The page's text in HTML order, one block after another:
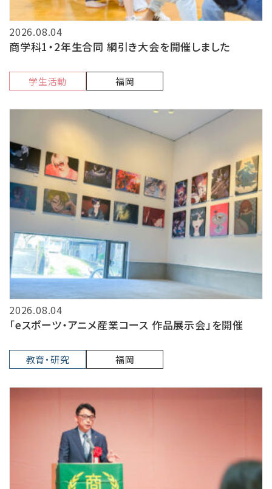
2026.08.04
商学科1・2年生合同 綱引き大会を開催しました
学生活動 福岡
2026.08.04
「eスポーツ・アニメ産業コース 作品展示会」を開催
教育・研究 福岡